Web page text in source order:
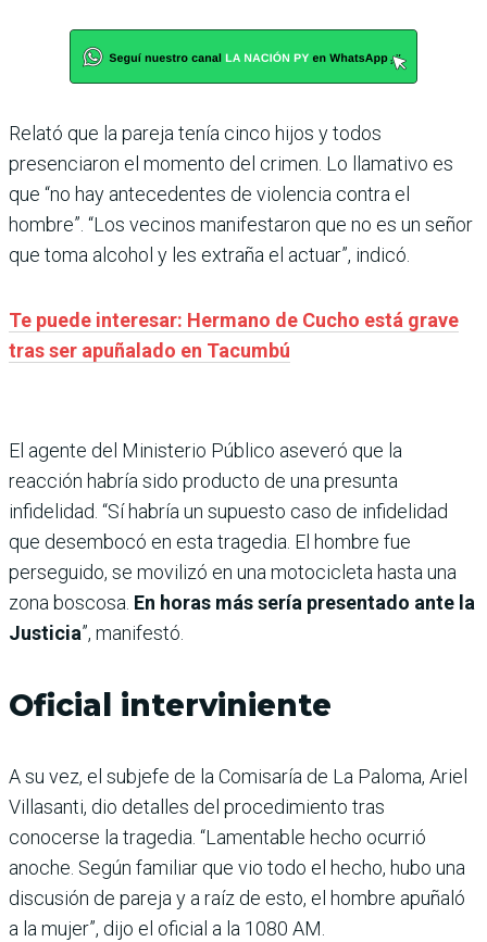
Relató que la pareja tenía cinco hijos y todos
presenciaron el momento del crimen. Lo llamativo es
que “no hay antecedentes de violencia contra el
hombre”. “Los vecinos manifestaron que no es un señor
que toma alcohol y les extraña el actuar”, indicó.
Te puede interesar: Hermano de Cucho está grave
tras ser apuñalado en Tacumbú
El agente del Ministerio Público aseveró que la
reacción habría sido producto de una presunta
infidelidad. “Sí habría un supuesto caso de infidelidad
que desembocó en esta tragedia. El hombre fue
perseguido, se movilizó en una motocicleta hasta una
zona boscosa. En horas más sería presentado ante la
Justicia”, manifestó.
Oficial interviniente
A su vez, el subjefe de la Comisaría de La Paloma, Ariel
Villasanti, dio detalles del procedimiento tras
conocerse la tragedia. “Lamentable hecho ocurrió
anoche. Según familiar que vio todo el hecho, hubo una
discusión de pareja y a raíz de esto, el hombre apuñaló
a la mujer”, dijo el oficial a la 1080 AM.